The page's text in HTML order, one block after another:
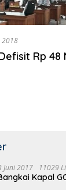
2018
Rp 48
Juni 2017 11029
Kapal